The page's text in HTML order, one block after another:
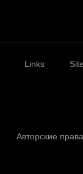
Links
Авторские